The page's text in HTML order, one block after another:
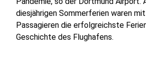
diesjährigen Sommerferien waren
Passagieren die erfolgreichste
Geschichte des Flughafens.